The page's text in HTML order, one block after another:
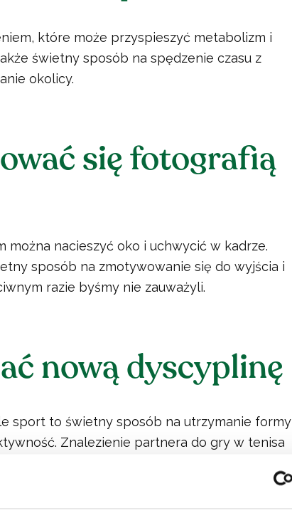
które może przyspieszyć metabolizm i
świetny sposób na spędzenie czasu z
okolicy.
się fotografią
można nacieszyć oko i uchwycić w kadrze.
sposób na zmotywowanie się do wyjścia i
razie byśmy nie zauważyli.
nową dyscyplinę
sport to świetny sposób na utrzymanie formy
Znalezienie partnera do gry w tenisa
możesz sprawić, by był tak relaksujący
uprawiany na własny sposób może stać się